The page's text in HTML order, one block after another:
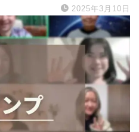
2025年3月10日